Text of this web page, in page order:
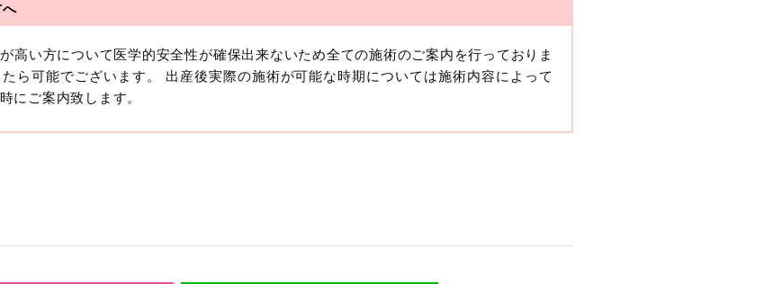
「個人情報」とは、生存する個人に関する情報であって、当該情報に含まれる氏名、
定の個人を識別できるもの又は個人識別符号（個人情報保護委員会の政令に準じま
、単独のままでは特定の個人を識別できない情報もありますが、他の情報と組み合わ
す。）。
へ
高い方について医学的安全性が確保出来ないため全ての施術のご案内を行っておりま
ら可能でございます。 出産後実際の施術が可能な時期については施術内容によって
にご案内致します。